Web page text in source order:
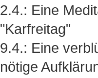
2.4.: Eine
"Karfreitag"
9.4.: Eine
nötige